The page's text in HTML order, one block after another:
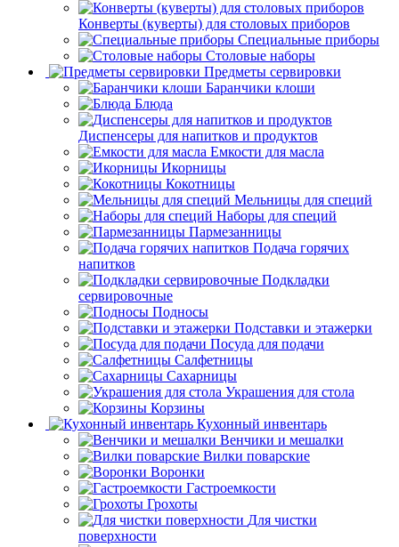
Конверты (куверты) для столовых приборов
Специальные приборы
Столовые наборы
Предметы сервировки
Баранчики клоши
Блюда
Диспенсеры для напитков и продуктов
Емкости для масла
Икорницы
Кокотницы
Мельницы для специй
Наборы для специй
Пармезанницы
Подача горячих
напитков
Подкладки
сервировочные
Подносы
Подставки и этажерки
Посуда для подачи
Салфетницы
Сахарницы
Украшения для стола
Корзины
Кухонный инвентарь
Венчики и мешалки
Вилки поварские
Воронки
Гастроемкости
Грохоты
Для чистки
поверхности